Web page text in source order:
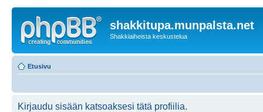
shakkitupa.munpalsta.net
Shakkiaiheista keskustelua
Etusivu
Kirjaudu sisään katsoaksesi tätä profiilia.